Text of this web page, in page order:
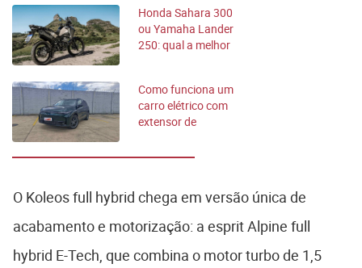
Honda Sahara 300
ou Yamaha Lander
250: qual a melhor
Como funciona um
carro elétrico com
extensor de
C10?
O Koleos full hybrid chega em versão única de
acabamento e motorização: a esprit Alpine full
hybrid E-Tech, que combina o motor turbo de 1,5